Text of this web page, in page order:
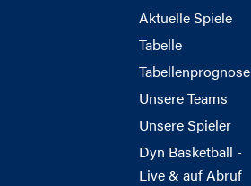
Aktuelle Spiele
Tabelle
Tabellenprognose
Unsere Teams
Unsere Spieler
Dyn Basketball -
Live & auf Abruf